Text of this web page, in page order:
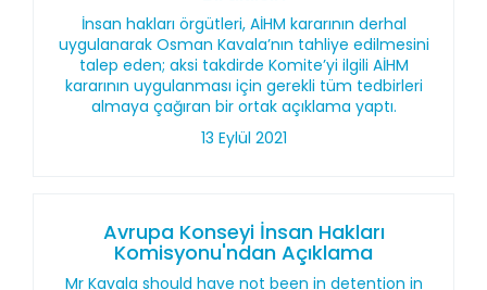
İnsan hakları örgütleri, AİHM kararının derhal
uygulanarak Osman Kavala’nın tahliye edilmesini
talep eden; aksi takdirde Komite’yi ilgili AİHM
kararının uygulanması için gerekli tüm tedbirleri
almaya çağıran bir ortak açıklama yaptı.
13 Eylül 2021
Avrupa Konseyi İnsan Hakları
Komisyonu'ndan Açıklama
Mr Kavala should have not been in detention in